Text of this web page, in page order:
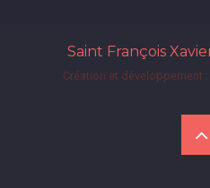
Saint François
Création et développement :